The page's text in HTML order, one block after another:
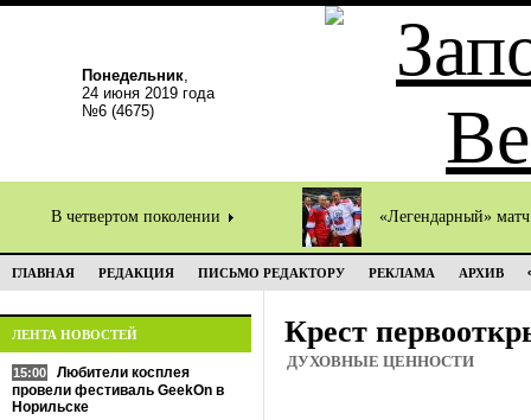
Понедельник,
24 июня 2019 года
№6 (4675)
В четвертом поколении «Легендарный»
ГЛАВНАЯ РЕДАКЦИЯ ПИСЬМО РЕДАКТОРУ РЕКЛАМА АРХИВ
ЛЕНТА НОВОСТЕЙ
15:00
Любители косплея
провели фестиваль GeekOn в
Норильске
Крест
ДУХОВНЫЕ ЦЕННОСТИ